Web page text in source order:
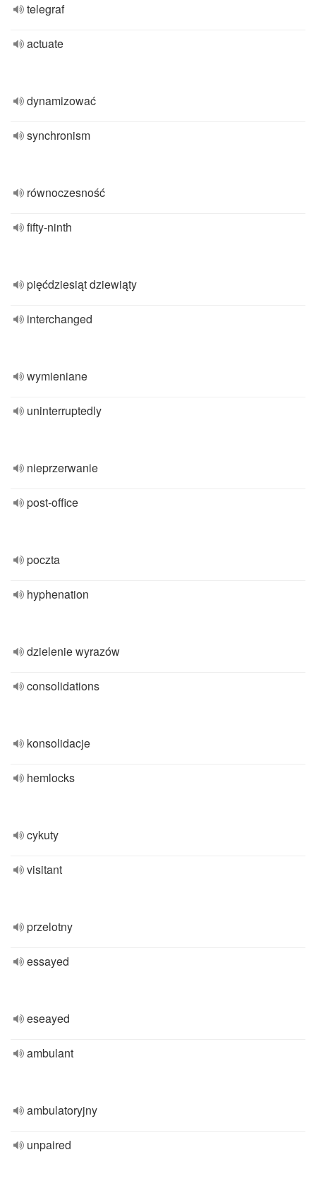
telegraf
actuate
dynamizować
synchronism
równoczesność
fifty-ninth
pięćdziesiąt dziewiąty
interchanged
wymieniane
uninterruptedly
nieprzerwanie
post-office
poczta
hyphenation
dzielenie wyrazów
consolidations
konsolidacje
hemlocks
cykuty
visitant
przelotny
essayed
eseayed
ambulant
ambulatoryjny
unpaired